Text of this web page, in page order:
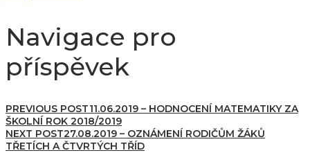
Navigace pro
příspěvek
PREVIOUS POST11.06.2019 – HODNOCENÍ MATEMATIKY ZA
ŠKOLNÍ ROK 2018/2019
NEXT POST27.08.2019 – OZNÁMENÍ RODIČŮM ŽÁKŮ
TŘETÍCH A ČTVRTÝCH TŘÍD